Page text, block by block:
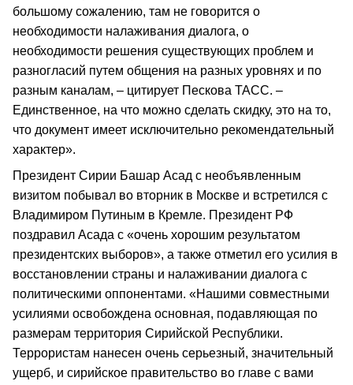
большому сожалению, там не говорится о
необходимости налаживания диалога, о
необходимости решения существующих проблем и
разногласий путем общения на разных уровнях и по
разным каналам, – цитирует Пескова ТАСС. –
Единственное, на что можно сделать скидку, это на то,
что документ имеет исключительно рекомендательный
характер».
Президент Сирии Башар Асад с необъявленным
визитом побывал во вторник в Москве и встретился с
Владимиром Путиным в Кремле. Президент РФ
поздравил Асада с «очень хорошим результатом
президентских выборов», а также отметил его усилия в
восстановлении страны и налаживании диалога с
политическими оппонентами. «Нашими совместными
усилиями освобождена основная, подавляющая по
размерам территория Сирийской Республики.
Террористам нанесен очень серьезный, значительный
ущерб, и сирийское правительство во главе с вами